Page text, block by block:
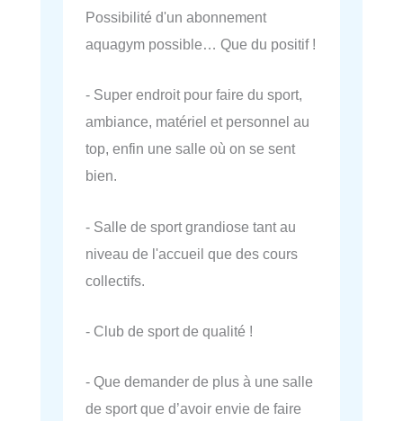
Possibilité d'un abonnement
aquagym possible… Que du positif !
- Super endroit pour faire du sport,
ambiance, matériel et personnel au
top, enfin une salle où on se sent
bien.
- Salle de sport grandiose tant au
niveau de l'accueil que des cours
collectifs.
- Club de sport de qualité !
- Que demander de plus à une salle
de sport que d’avoir envie de faire